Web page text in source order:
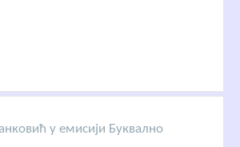
у емисији Буквално